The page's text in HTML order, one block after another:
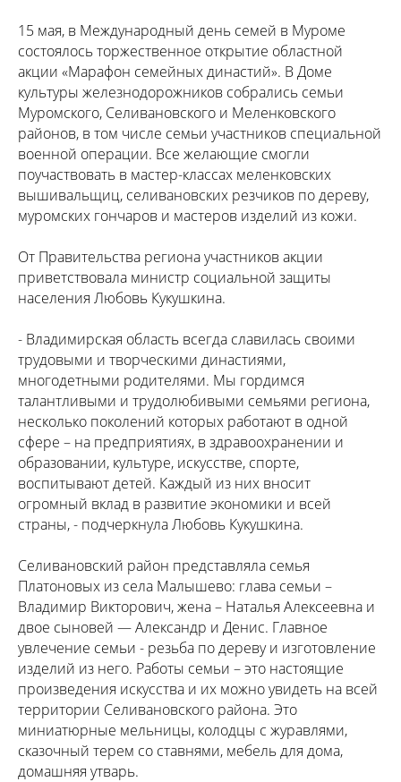
15 мая, в Международный день семей в Муроме
состоялось торжественное открытие областной
акции «Марафон семейных династий». В Доме
культуры железнодорожников собрались семьи
Муромского, Селивановского и Меленковского
районов, в том числе семьи участников специальной
военной операции. Все желающие смогли
поучаствовать в мастер-классах меленковских
вышивальщиц, селивановских резчиков по дереву,
муромских гончаров и мастеров изделий из кожи.
От Правительства региона участников акции
приветствовала министр социальной защиты
населения Любовь Кукушкина.
- Владимирская область всегда славилась своими
трудовыми и творческими династиями,
многодетными родителями. Мы гордимся
талантливыми и трудолюбивыми семьями региона,
несколько поколений которых работают в одной
сфере – на предприятиях, в здравоохранении и
образовании, культуре, искусстве, спорте,
воспитывают детей. Каждый из них вносит
огромный вклад в развитие экономики и всей
страны, - подчеркнула Любовь Кукушкина.
Селивановский район представляла семья
Платоновых из села Малышево: глава семьи –
Владимир Викторович, жена – Наталья Алексеевна и
двое сыновей — Александр и Денис. Главное
увлечение семьи - резьба по дереву и изготовление
изделий из него. Работы семьи – это настоящие
произведения искусства и их можно увидеть на всей
территории Селивановского района. Это
миниатюрные мельницы, колодцы с журавлями,
сказочный терем со ставнями, мебель для дома,
домашняя утварь.